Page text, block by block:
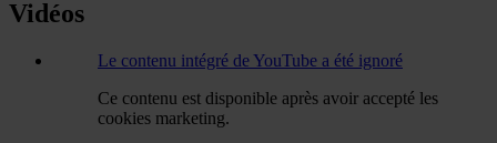
Vidéos
Le contenu intégré de YouTube a été ignoré
Ce contenu est disponible après avoir accepté les
cookies marketing.